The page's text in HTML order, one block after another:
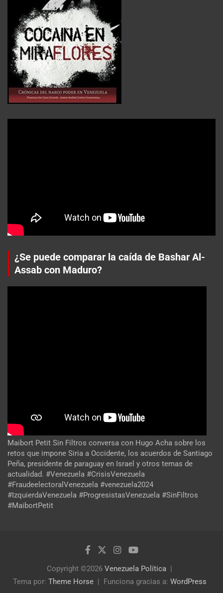
¿Se puede comparar la caída de Bashar Al-
Assab con Maduro?
Maibort Petit Sin Filtros conversa con Hugo Acha sobre los
retos que impone Siria a Occidente, los acuerdos de Santiago
Peña, presidente de paraguay en Israel y otros temas de
actualidad. #Venezuela #CrisisVenezuela
#FraudeelectoralVenezuela #venezuela2024
#IzquierdaVenezuela #ProgresistasVenezuela #SinFiltros
#MaibortPetit
Copyright ©2026 Venezuela Política
Tema por: Theme Horse Funciona gracias a: WordPress